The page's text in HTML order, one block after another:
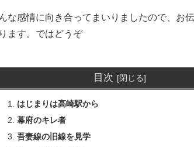
な感情に向き合ってまいりましたので、お
ます。ではどうぞ
目次
はじまりは高崎駅から
幕府のキレ者
吾妻線の旧線を見学